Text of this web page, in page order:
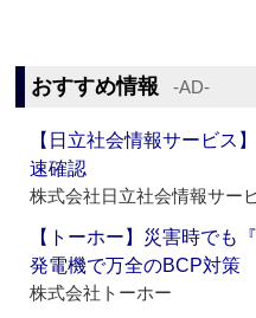
おすすめ情報 ‐AD‐
【日立社会情報サービス
速確認
株式会社日立社会情報サー
【トーホー】災害時で
発電機で万全のBCP対策
株式会社トーホー